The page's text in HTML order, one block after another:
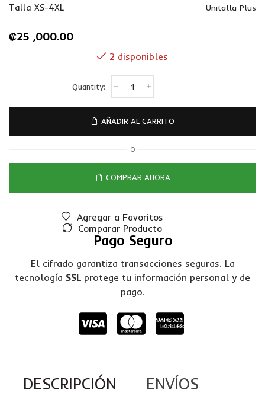
Talla XS-4XL Unitalla Plus
₡25 ,000.00
2 disponibles
AÑADIR AL CARRITO
O
COMPRAR AHORA
Agregar a Favoritos
Comparar Producto
Pago Seguro
El cifrado garantiza transacciones seguras. La
tecnología SSL protege tu información personal y de
pago.
DESCRIPCIÓN ENVÍOS